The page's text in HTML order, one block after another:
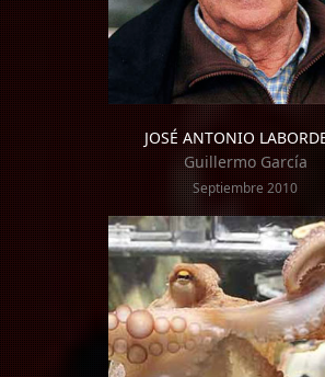
JOSÉ ANTONIO
Guillermo García
Septiembre 2010